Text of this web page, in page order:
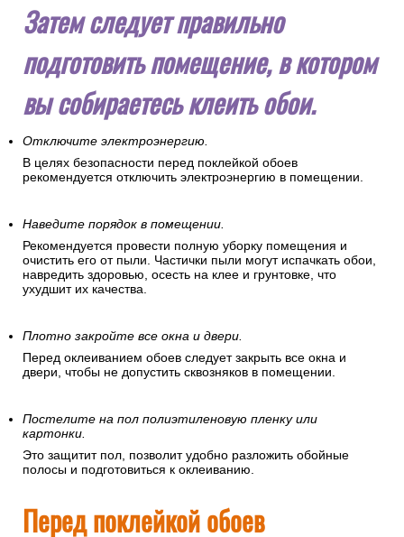
Затем следует правильно
подготовить помещение, в котором
вы собираетесь клеить обои.
Отключите электроэнергию.
В целях безопасности перед поклейкой обоев
рекомендуется отключить электроэнергию в помещении.
Наведите порядок в помещении.
Рекомендуется провести полную уборку помещения и
очистить его от пыли. Частички пыли могут испачкать обои,
навредить здоровью, осесть на клее и грунтовке, что
ухудшит их качества.
Плотно закройте все окна и двери.
Перед оклеиванием обоев следует закрыть все окна и
двери, чтобы не допустить сквозняков в помещении.
Постелите на пол полиэтиленовую пленку или
картонки.
Это защитит пол, позволит удобно разложить обойные
полосы и подготовиться к оклеиванию.
Перед поклейкой обоев